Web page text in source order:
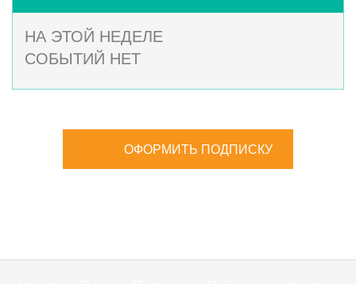
НА ЭТОЙ НЕДЕЛЕ
СОБЫТИЙ НЕТ
ОФОРМИТЬ ПОДПИСКУ